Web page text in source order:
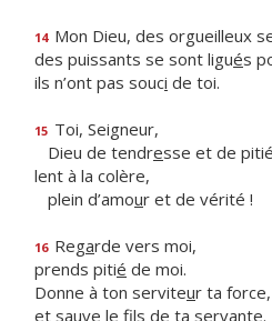
14 Mon Dieu, des orgueilleux
des puissants se sont ligués
ils n’ont pas souci de toi.
15 Toi, Seigneur,
Dieu de tendresse et de
lent à la colère,
plein d’amour et de vérité !
16 Regarde vers moi,
prends pitié de moi.
Donne à ton serviteur ta force,
et sauve le fls de ta servante.